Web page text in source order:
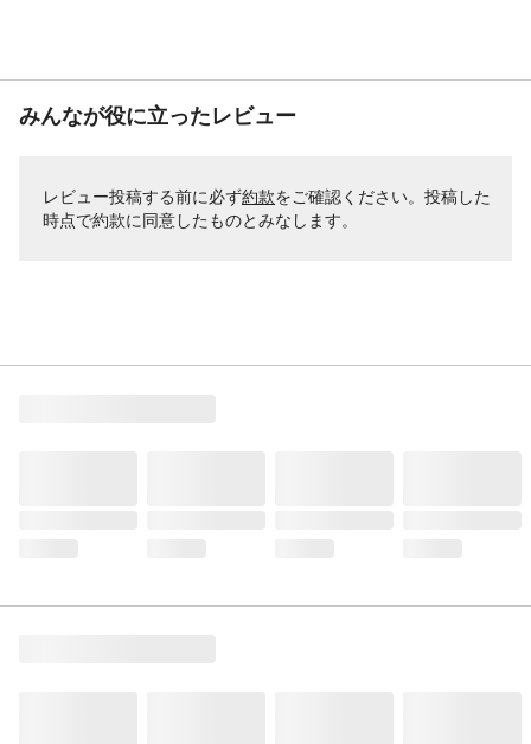
みんなが役に立ったレビュー
レビュー投稿する前に必ず約款をご確認ください。投稿した
時点で約款に同意したものとみなします。